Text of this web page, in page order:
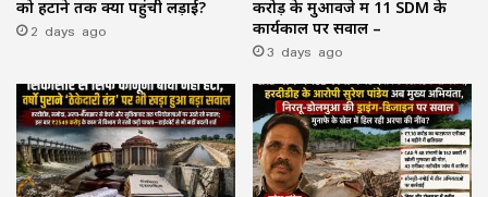
को हटाने तक क्यों पहुंची लड़ाई?
2 days ago
करोड़ के मुआवजे में 11 SDM के
कार्यकाल पर सवाल –
3 days ago